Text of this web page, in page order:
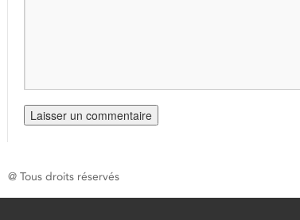
@ Tous droits réservés